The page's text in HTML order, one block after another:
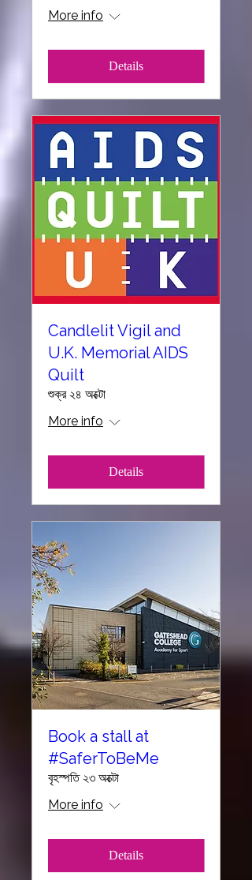
More info
Details
Candlelit Vigil and
U.K. Memorial AIDS
Quilt
শুক্র ২৪ অক্টো
More info
Details
Book a stall at
#SaferToBeMe
বৃহস্পতি ২৩ অক্টো
More info
Details